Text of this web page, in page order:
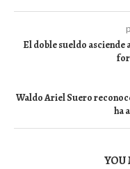
El doble sueldo asciende
Waldo Ariel Suero
ha
YOU